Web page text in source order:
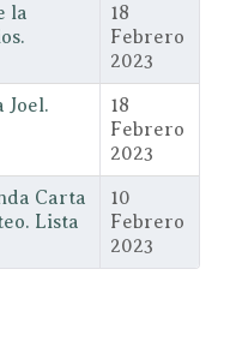
la
18
Febrero
2023
Joel.
18
Febrero
2023
Carta
Lista
10
Febrero
2023